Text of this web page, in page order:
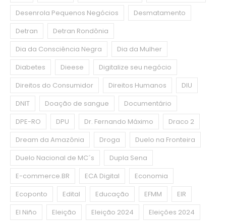
Desenrola Pequenos Negócios
Desmatamento
Detran
Detran Rondônia
Dia da Consciência Negra
Dia da Mulher
Diabetes
Dieese
Digitalize seu negócio
Direitos do Consumidor
Direitos Humanos
DIU
DNIT
Doação de sangue
Documentário
DPE-RO
DPU Dr. Fernando Máximo
Draco 2
Dream da Amazônia
Droga
Duelo na Fronteira
Duelo Nacional de MC´s
Dupla Sena
E-commerce.BR
ECA Digital
Economia
Ecoponto
Edital Educação EFMM
EIR
El Niño
Eleição Eleição 2024
Eleições 2024